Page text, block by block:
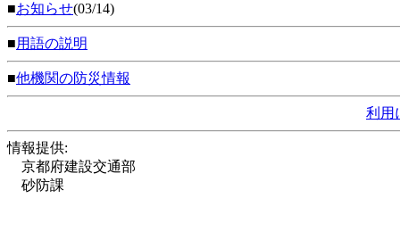
■お知らせ(03/14)
■用語の説明
■他機関の防災情報
利用
情報提供:
京都府建設交通部
砂防課